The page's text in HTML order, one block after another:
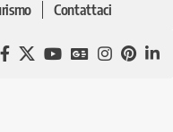
Contattaci